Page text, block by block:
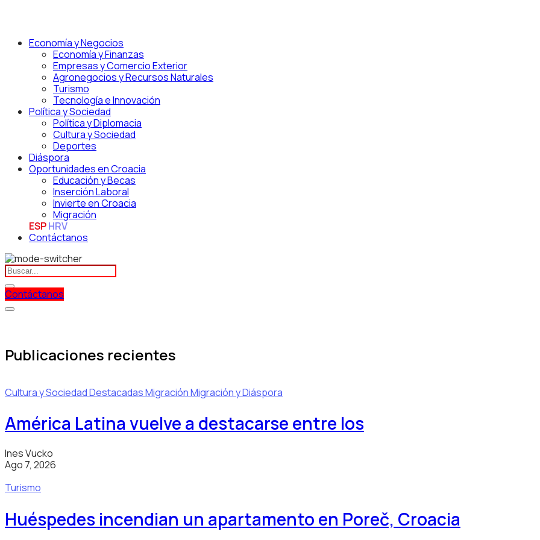
Economía y Negocios
Economía y Finanzas
Empresas y Comercio Exterior
Agronegocios y Recursos Naturales
Turismo
Tecnología e Innovación
Política y Sociedad
Política y Diplomacia
Cultura y Sociedad
Deportes
Diáspora
Oportunidades en Croacia
Educación y Becas
Inserción Laboral
Invierte en Croacia
Migración
ESPHRV
Contáctanos
Contáctanos
Publicaciones recientes
Cultura y SociedadDestacadasMigraciónMigración y Diáspora
América Latina vuelve a destacarse entre los
Ines Vucko
Ago 7, 2026
Turismo
Huéspedes incendian un apartamento en Poreč, Croacia